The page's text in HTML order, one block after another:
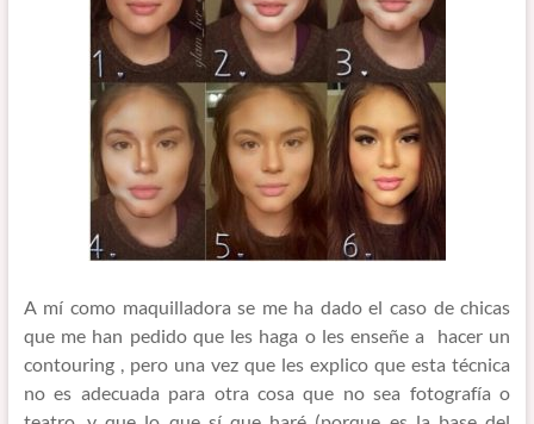
A mí como maquilladora se me ha dado el caso de chicas
que me han pedido que les haga o les enseñe a hacer un
contouring , pero una vez que les explico que esta técnica
no es adecuada para otra cosa que no sea fotografía o